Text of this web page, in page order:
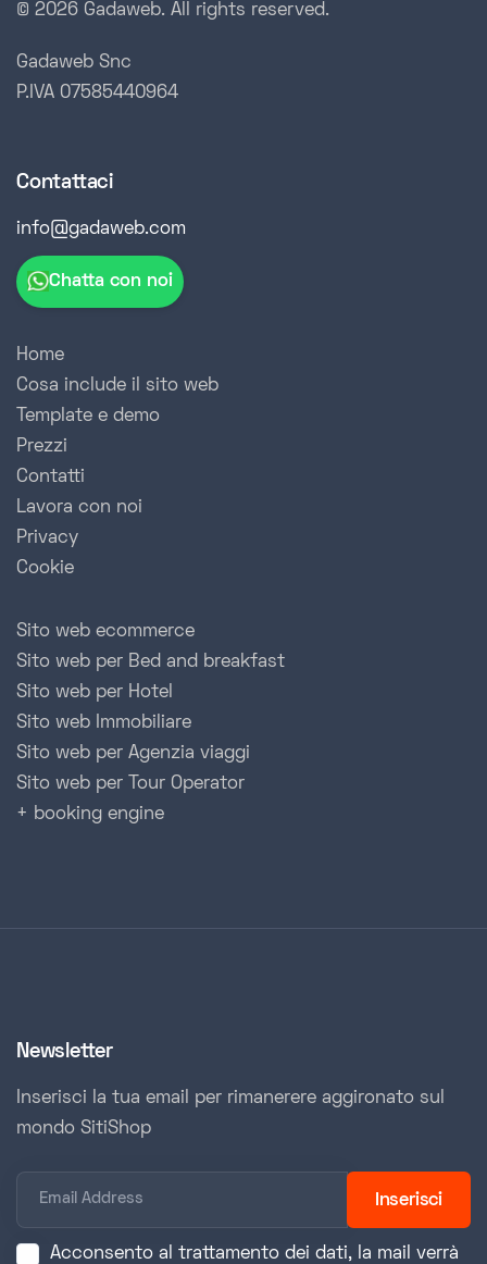
© 2026 Gadaweb. All rights reserved.
Gadaweb Snc
P.IVA 07585440964
Contattaci
info@gadaweb.com
Chatta con noi
Home
Cosa include il sito web
Template e demo
Prezzi
Contatti
Lavora con noi
Privacy
Cookie
Sito web ecommerce
Sito web per Bed and breakfast
Sito web per Hotel
Sito web Immobiliare
Sito web per Agenzia viaggi
Sito web per Tour Operator
+ booking engine
Newsletter
Inserisci la tua email per rimanerere aggironato sul
mondo SitiShop
Inserisci
Acconsento al trattamento dei dati, la mail verrà